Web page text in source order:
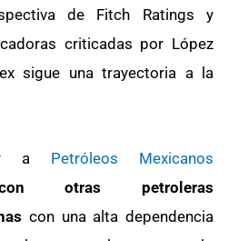
de Fitch Ratings y
criticadas por López
sigue una trayectoria a la
a Petróleos Mexicanos
otras petroleras
con una alta dependencia